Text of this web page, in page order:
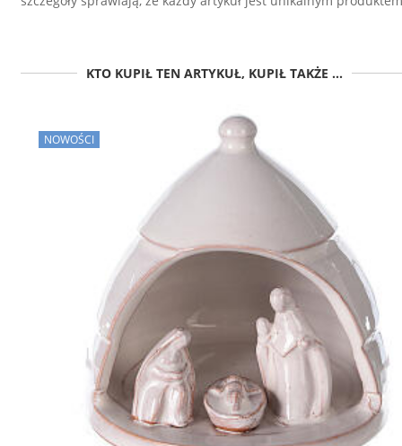
KTO KUPIŁ TEN ARTYKUŁ, KUPIŁ TAKŻE ...
NOWOŚCI